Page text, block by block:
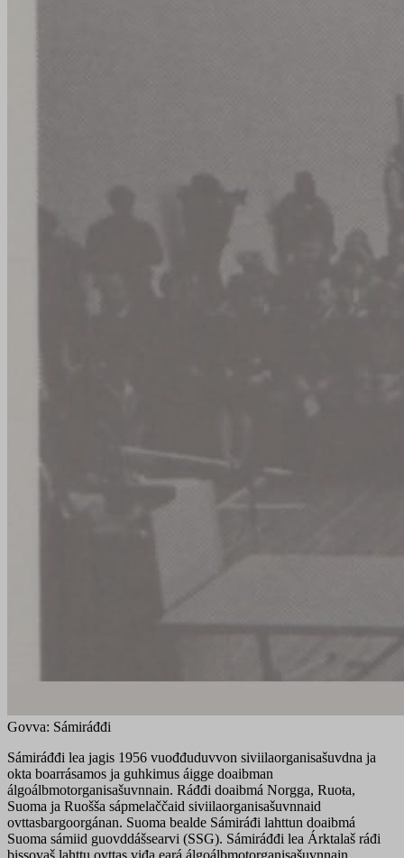
Govva: Sámiráđđi
Sámiráđđi lea jagis 1956 vuođđuduvvon siviilaorganisašuvdna ja
okta boarrásamos ja guhkimus áigge doaibman
álgoálbmotorganisašuvnnain. Ráđđi doaibmá Norgga, Ruoŧa,
Suoma ja Ruošša sápmelaččaid siviilaorganisašuvnnaid
ovttasbargoorgánan. Suoma bealde Sámiráđi lahttun doaibmá
Suoma sámiid guovddášsearvi (SSG). Sámiráđđi lea Árktalaš ráđi